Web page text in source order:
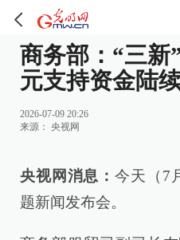
商务部：“三新
元支持资金陆
2026-07-09 20:26
来源： 央视网
央视网消息：今天（7
题新闻发布会。